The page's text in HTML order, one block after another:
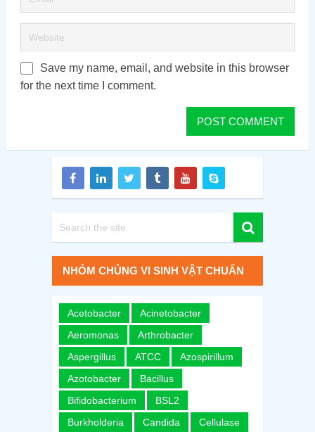
Save my name, email, and website in this browser
for the next time I comment.
NHÓM CHỦNG VI SINH VẬT CHUẨN
Acetobacter
Acinetobacter
Aeromonas
Arthrobacter
Aspergillus
ATCC
Azospirillum
Azotobacter
Bacillus
Bifidobacterium
BSL2
Burkholderia
Candida
Cellulase